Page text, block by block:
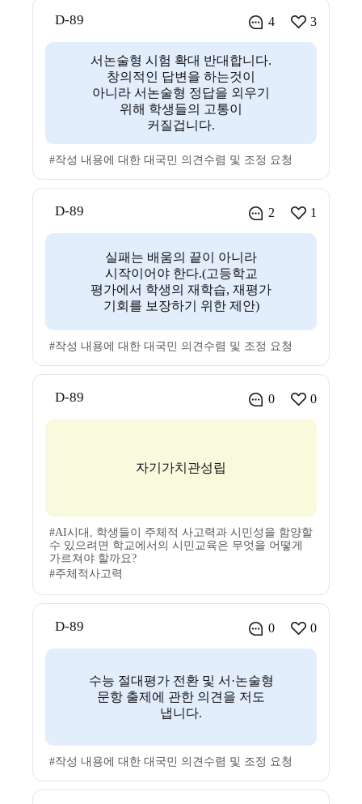
D-89 4 3
서논술형 시험 확대 반대합니다.
창의적인 답변을 하는것이
아니라 서논술형 정답을 외우기
위해 학생들의 고통이
커질겁니다.
#작성 내용에 대한 대국민 의견수렴 및 조정 요청
D-89 2 1
실패는 배움의 끝이 아니라
시작이어야 한다.(고등학교
평가에서 학생의 재학습, 재평가
기회를 보장하기 위한 제안)
#작성 내용에 대한 대국민 의견수렴 및 조정 요청
D-89 0 0
자기가치관성립
#AI시대, 학생들이 주체적 사고력과 시민성을 함양할
수 있으려면 학교에서의 시민교육은 무엇을 어떻게
가르쳐야 할까요?
#주체적사고력
D-89 0 0
수능 절대평가 전환 및 서·논술형
문항 출제에 관한 의견을 저도
냅니다.
#작성 내용에 대한 대국민 의견수렴 및 조정 요청